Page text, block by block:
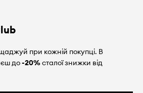
при кожній покупці. В
до-20%сталої знижки від